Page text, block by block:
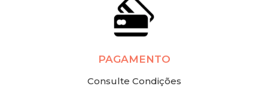
PAGAMENTO
Consulte Condições